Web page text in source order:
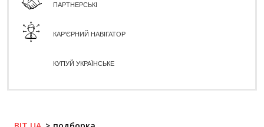
ПАРТНЕРСЬКІ
КАР'ЄРНИЙ НАВІГАТОР
КУПУЙ УКРАЇНСЬКЕ